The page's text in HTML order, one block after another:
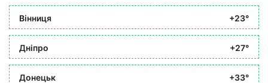
Вінниця +23°
Дніпро +27°
Донецьк +33°